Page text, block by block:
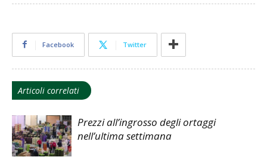
Facebook Twitter
Articoli correlati
Prezzi all’ingrosso degli ortaggi
nell’ultima settimana